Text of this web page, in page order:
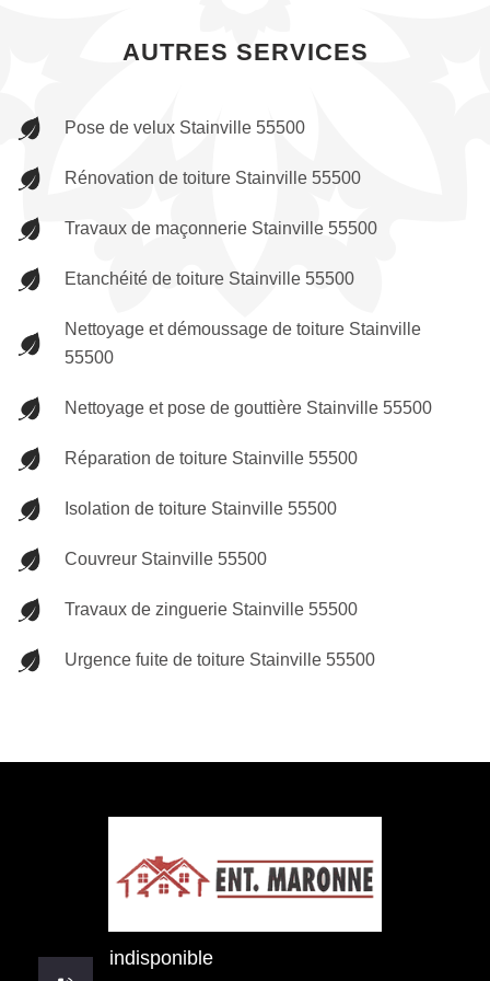
AUTRES SERVICES
Pose de velux Stainville 55500
Rénovation de toiture Stainville 55500
Travaux de maçonnerie Stainville 55500
Etanchéité de toiture Stainville 55500
Nettoyage et démoussage de toiture Stainville
55500
Nettoyage et pose de gouttière Stainville 55500
Réparation de toiture Stainville 55500
Isolation de toiture Stainville 55500
Couvreur Stainville 55500
Travaux de zinguerie Stainville 55500
Urgence fuite de toiture Stainville 55500
indisponible